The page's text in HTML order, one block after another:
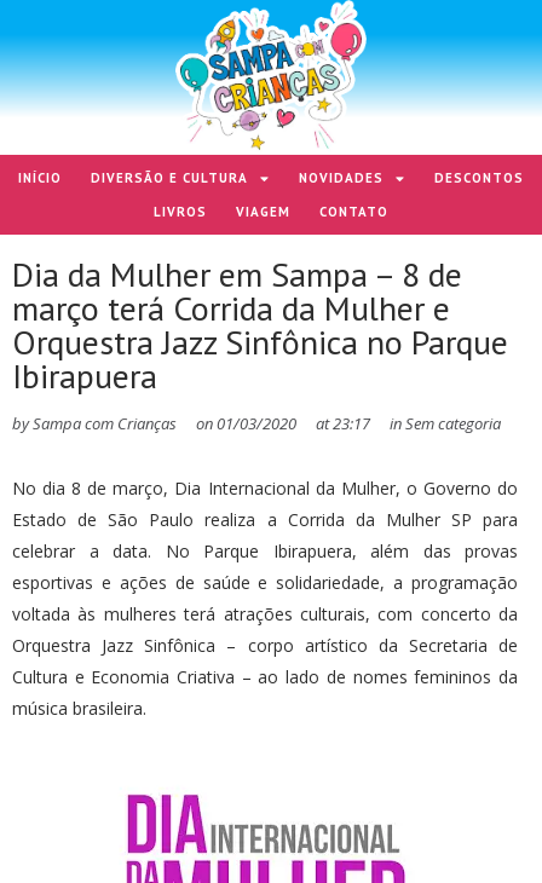
INÍCIO DIVERSÃO E CULTURA NOVIDADES
DESCONTOS
LIVROS
VIAGEM CONTATO
Dia da Mulher em Sampa – 8 de
março terá Corrida da Mulher e
Orquestra Jazz Sinfônica no Parque
Ibirapuera
bySampa com Crianças on01/03/2020 at23:17 inSem categoria
No dia 8 de março, Dia Internacional da Mulher, o Governo do
Estado de São Paulo realiza a Corrida da Mulher SP para
celebrar a data. No Parque Ibirapuera, além das provas
esportivas e ações de saúde e solidariedade, a programação
voltada às mulheres terá atrações culturais, com concerto da
Orquestra Jazz Sinfônica – corpo artístico da Secretaria de
Cultura e Economia Criativa – ao lado de nomes femininos da
música brasileira.